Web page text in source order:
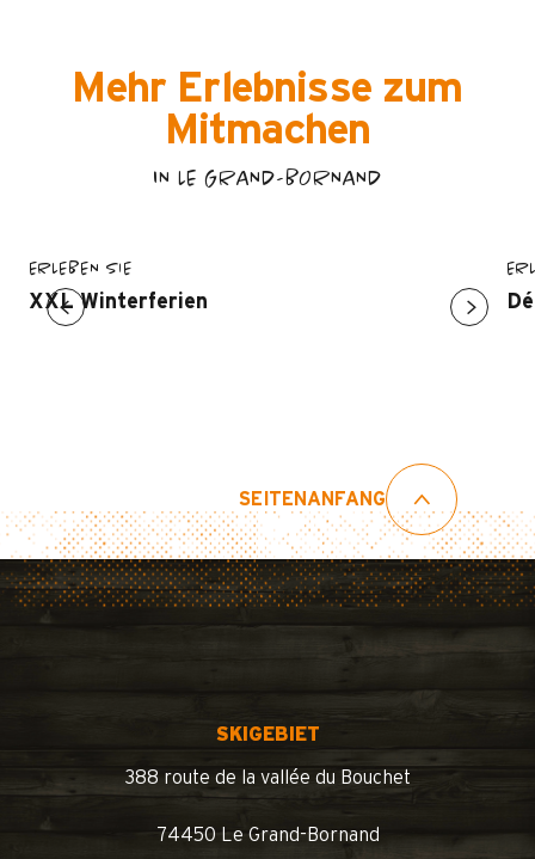
Mehr Erlebnisse zum
Mitmachen
IN LE GRAND-BORNAND
ERLEBEN SIE
XXL Winterferien
SEITENANFANG
SKIGEBIET
388 route de la vallée du Bouchet
74450 Le Grand-Bornand